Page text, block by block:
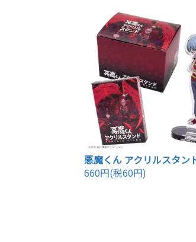
悪魔くん アクリルスタン
660円(税60円)